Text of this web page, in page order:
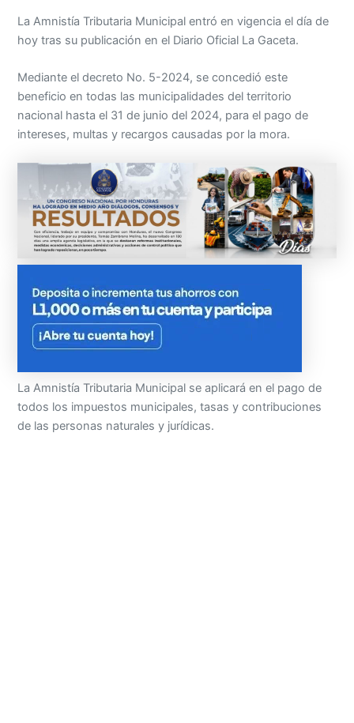
La Amnistía Tributaria Municipal entró en vigencia el día de
hoy tras su publicación en el Diario Oficial La Gaceta.
Mediante el decreto No. 5-2024, se concedió este
beneficio en todas las municipalidades del territorio
nacional hasta el 31 de junio del 2024, para el pago de
intereses, multas y recargos causadas por la mora.
La Amnistía Tributaria Municipal se aplicará en el pago de
todos los impuestos municipales, tasas y contribuciones
de las personas naturales y jurídicas.